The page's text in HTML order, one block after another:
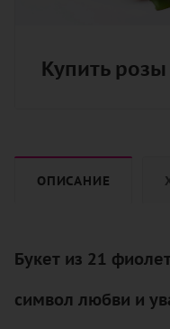
Купить
ОПИСАНИЕ
Букет из 21
символ любви и